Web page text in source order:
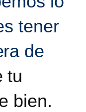
tener
de
tu
bien.